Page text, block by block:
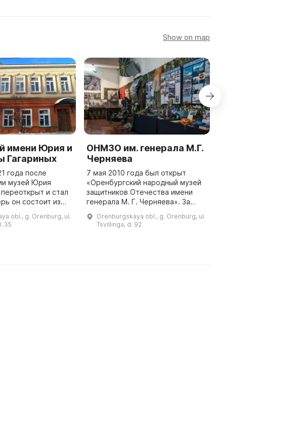
Show on map
имени Юрия и
Гагариных
года после
музей Юрия
и стал
он состоит из
посетители
Гагарина в
obl., g. Orenburg, ul.
35
ОНМЗО им. генерала М.Г.
Черняева
7 мая 2010 года был открыт
«Оренбургский народный музей
защитников Отечества имени
генерала М. Г. Черняева». За
музея было проведено 726
экскурсий для более чем 18 000
Orenburgskaya obl., g. Orenburg, ul.
Tsvillinga, d. 92